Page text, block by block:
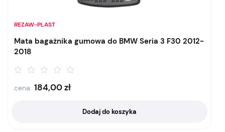
REZAW-PLAST
Mata bagażnika gumowa do BMW Seria 3 F30 2012-
2018
cena: 184,00zł
Dodaj do koszyka